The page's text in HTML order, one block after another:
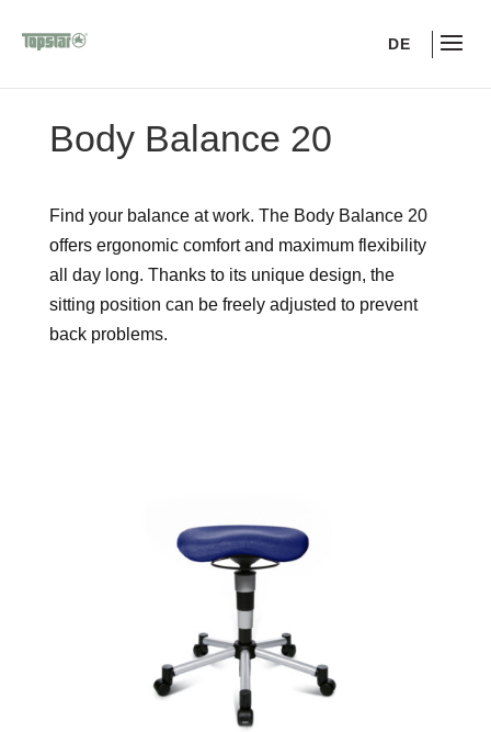
DE
Body Balance 20
Find your balance at work. The Body Balance 20
offers ergonomic comfort and maximum flexibility
all day long. Thanks to its unique design, the
sitting position can be freely adjusted to prevent
back problems.